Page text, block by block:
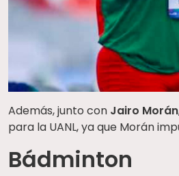
Además, junto con Jairo Morán
para la UANL, ya que Morán
Bádminton